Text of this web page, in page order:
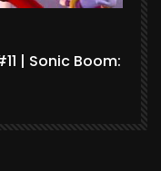
| Sonic Boom: